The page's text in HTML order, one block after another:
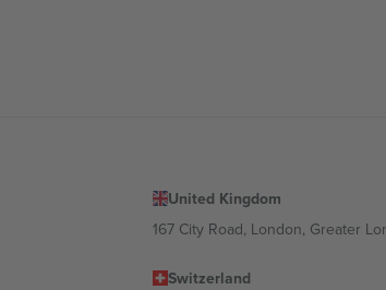
United Kingdom
167 City Road, London, Greater
Switzerland